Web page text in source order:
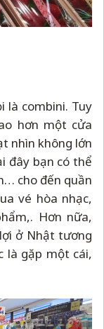
là combini. Tuy
hơn một cửa
nhìn không lớn
đây bạn có thể
cho đến quần
vé hòa nhạc,
Hơn nữa,
ở Nhật tương
là gặp một cái,